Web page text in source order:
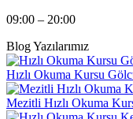
09:00 – 20:00
Blog Yazılarımız
Hızlı Okuma Kursu
Mezitli Hızlı Okuma